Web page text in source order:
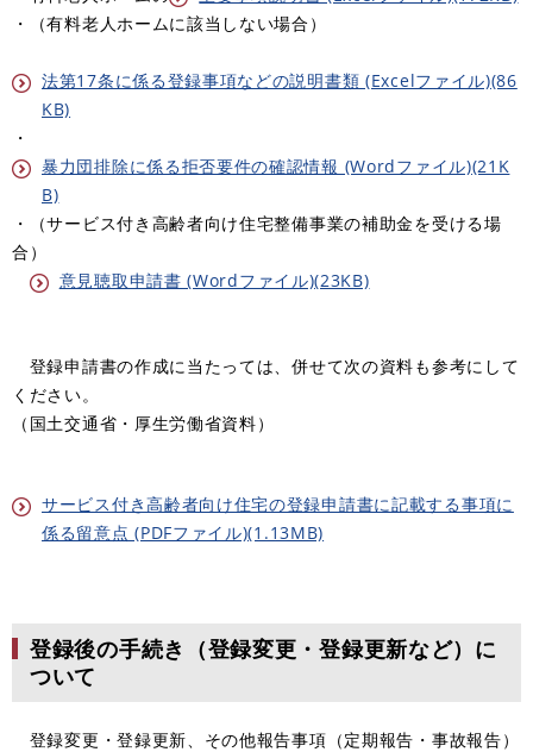
・（有料老人ホームに該当しない場合）
法第17条に係る登録事項などの説明書類 (Excelファイル)(86
KB)
・
暴力団排除に係る拒否要件の確認情報 (Wordファイル)(21K
B)
・（サービス付き高齢者向け住宅整備事業の補助金を受ける場
合）
意見聴取申請書 (Wordファイル)(23KB)
登録申請書の作成に当たっては、併せて次の資料も参考にして
ください。
（国土交通省・厚生労働省資料）
サービス付き高齢者向け住宅の登録申請書に記載する事項に
係る留意点 (PDFファイル)(1.13MB)
登録後の手続き（登録変更・登録更新など）に
ついて
登録変更・登録更新、その他報告事項（定期報告・事故報告）